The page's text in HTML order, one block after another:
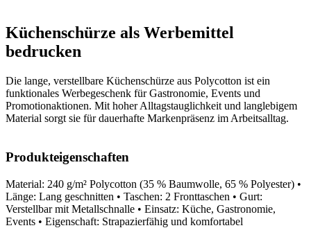
Küchenschürze als Werbemittel
bedrucken
Die lange, verstellbare Küchenschürze aus Polycotton ist ein
funktionales Werbegeschenk für Gastronomie, Events und
Promotionaktionen. Mit hoher Alltagstauglichkeit und langlebigem
Material sorgt sie für dauerhafte Markenpräsenz im Arbeitsalltag.
Produkteigenschaften
Material: 240 g/m² Polycotton (35 % Baumwolle, 65 % Polyester) •
Länge: Lang geschnitten • Taschen: 2 Fronttaschen • Gurt:
Verstellbar mit Metallschnalle • Einsatz: Küche, Gastronomie,
Events • Eigenschaft: Strapazierfähig und komfortabel